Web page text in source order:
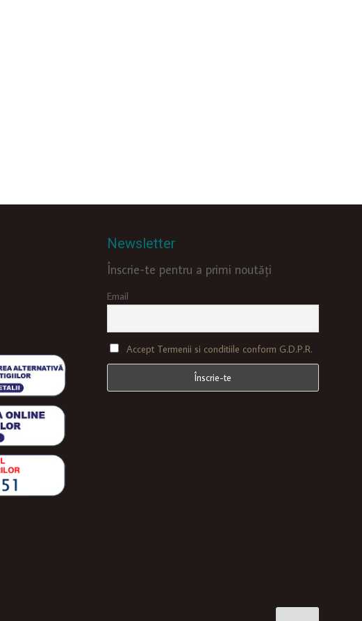
Newsletter
Înscrie-te pentru a primi noutăți
Email
Accept Termenii si conditiile conform G.D.P.R.